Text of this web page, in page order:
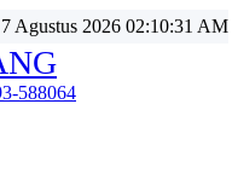
Agustus 2026 02:10:34 AM
588064